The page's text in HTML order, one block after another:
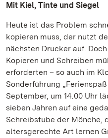
Mit Kiel, Tinte und Siegel
Heute ist das Problem
kopieren muss, der nutzt
nächsten Drucker auf.
Kopieren und Schreiben
erforderten – so auch im
Sonderführung
September, um 14.00 Uhr
sieben Jahren auf eine
Schreibstube der Mönche,
altersgerechte Art lernen